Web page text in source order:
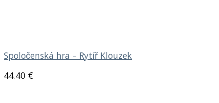
Spoločenská hra – Rytíř Klouzek
44.40 €